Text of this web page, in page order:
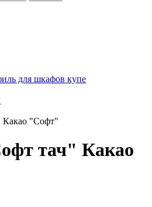
для шкафов купе
Какао "Софт"
тач" Какао